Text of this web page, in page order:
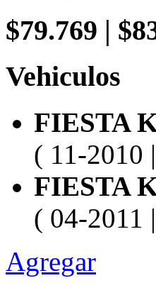
$79.769 |
Vehiculos
FIESTA
( 11-2010
FIESTA
( 04-2011
Agregar